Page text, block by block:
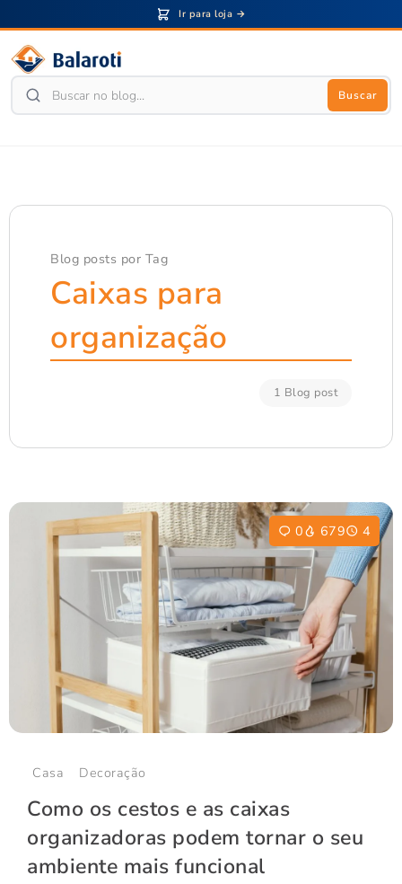
Ir para loja →
Buscar
Blog posts por Tag
Caixas para
organização
1 Blog post
0 679 4
Casa Decoração
Como os cestos e as caixas
organizadoras podem tornar o seu
ambiente mais funcional